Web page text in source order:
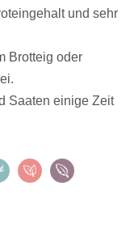
und sehr
Brotteig oder
Saaten einige Zeit